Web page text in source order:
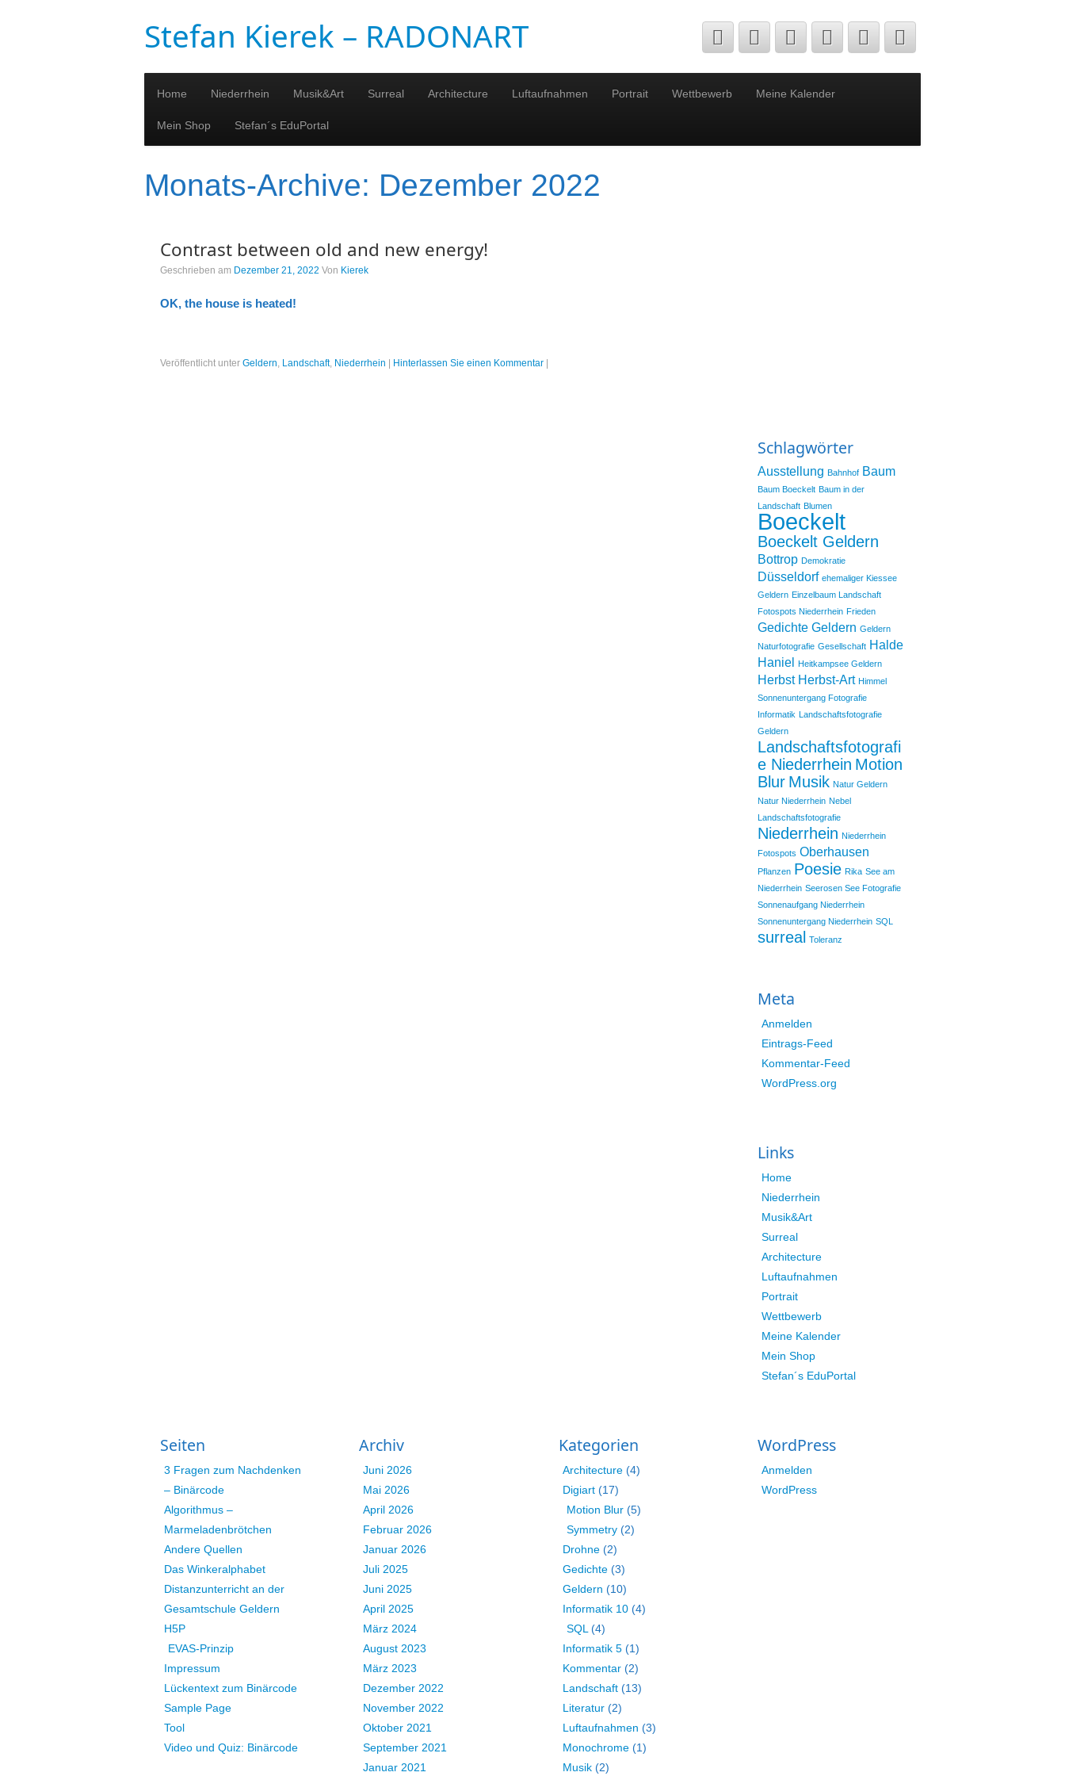
Stefan Kierek – RADONART
Home Niederrhein Musik&Art Surreal Architecture Luftaufnahmen Portrait Wettbewerb Meine Kalender
Mein Shop Stefan´s EduPortal
Monats-Archive: Dezember 2022
Contrast between old and new energy!
Geschrieben am Dezember 21, 2022 Von Kierek
OK, the house is heated!
Veröffentlicht unter Geldern, Landschaft, Niederrhein Hinterlassen Sie einen Kommentar
Schlagwörter
Ausstellung Bahnhof Baum
Baum Boeckelt Baum in der
Landschaft Blumen
Boeckelt
Boeckelt Geldern
Bottrop Demokratie
Düsseldorf ehemaliger Kiessee
Geldern Einzelbaum Landschaft
Fotospots Niederrhein Frieden
Gedichte Geldern Geldern
Naturfotografie Gesellschaft Halde
Haniel
Heitkampsee Geldern
Herbst Herbst-Art Himmel
Sonnenuntergang Fotografie
Informatik Landschaftsfotografie
Geldern
Landschaftsfotografi
e Niederrhein Motion
Blur Musik Natur Geldern
Natur Niederrhein Nebel
Landschaftsfotografie
Niederrhein Niederrhein
Fotospots Oberhausen
Pflanzen Poesie Rika See am
Niederrhein Seerosen See Fotografie
Sonnenaufgang Niederrhein
Sonnenuntergang Niederrhein SQL
surreal Toleranz
Meta
Anmelden
Eintrags-Feed
Kommentar-Feed
WordPress.org
Links
Home
Niederrhein
Musik&Art
Surreal
Architecture
Luftaufnahmen
Portrait
Wettbewerb
Meine Kalender
Mein Shop
Stefan´s EduPortal
Seiten
3 Fragen zum Nachdenken
– Binärcode
Algorithmus –
Marmeladenbrötchen
Andere Quellen
Das Winkeralphabet
Distanzunterricht an der
Gesamtschule Geldern
H5P
EVAS-Prinzip
Impressum
Lückentext zum Binärcode
Sample Page
Tool
Video und Quiz: Binärcode
Archiv
Juni 2026
Mai 2026
April 2026
Februar 2026
Januar 2026
Juli 2025
Juni 2025
April 2025
März 2024
August 2023
März 2023
Dezember 2022
November 2022
Oktober 2021
September 2021
Januar 2021
Kategorien
Architecture(4)
Digiart(17)
Motion Blur(5)
Symmetry(2)
Drohne(2)
Gedichte(3)
Geldern (10)
Informatik 10(4)
SQL(4)
Informatik 5(1)
Kommentar(2)
Landschaft(13)
Literatur(2)
Luftaufnahmen (3)
Monochrome(1)
Musik(2)
WordPress
Anmelden
WordPress